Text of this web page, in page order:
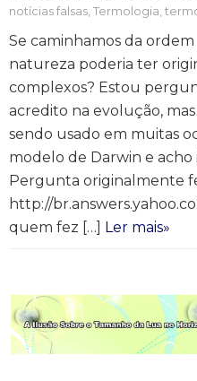
notícias falsas, Termologia,
Se caminhamos da
natureza poderia ter
complexos? Estou
acredito na evolução,
sendo usado em muitas
modelo de Darwin e
Pergunta originalmente
http://
quem fez […] Ler mais»